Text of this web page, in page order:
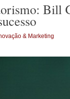
Bill
& Marketing